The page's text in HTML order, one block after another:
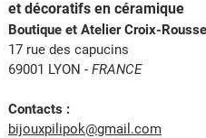
et décoratifs en céramique
Boutique et Atelier Croix-Rousse
17 rue des capucins
69001 LYON - FRANCE
Contacts :
bijouxpilipok@gmail.com